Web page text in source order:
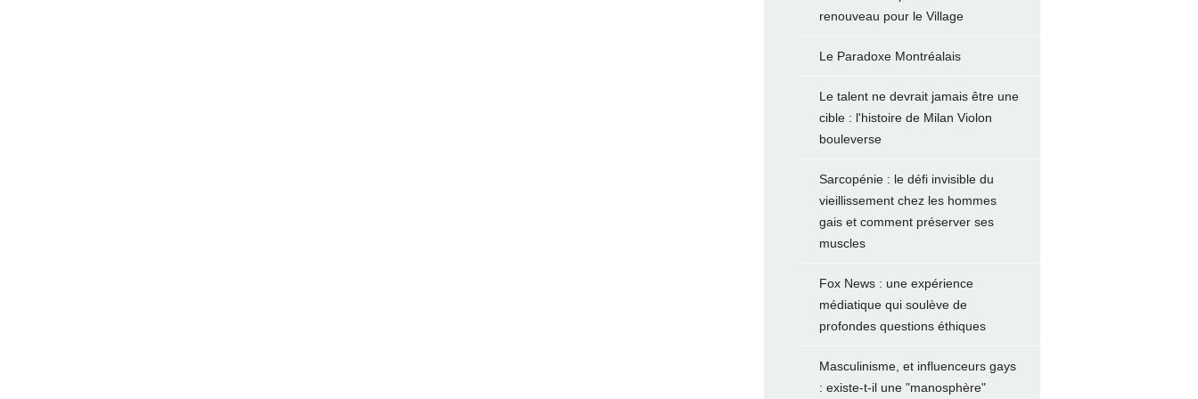
renouveau pour le Village
Le Paradoxe Montréalais
Le talent ne devrait jamais être une
cible : l'histoire de Milan Violon
bouleverse
Sarcopénie : le défi invisible du
vieillissement chez les hommes
gais et comment préserver ses
muscles
Fox News : une expérience
médiatique qui soulève de
profondes questions éthiques
Masculinisme, et influenceurs gays
: existe-t-il une "manosphère"